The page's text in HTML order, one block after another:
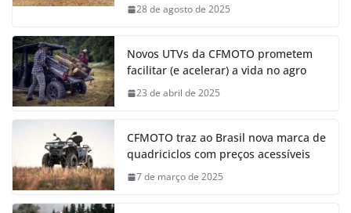
28 de agosto de 2025
Novos UTVs da CFMOTO prometem
facilitar (e acelerar) a vida no agro
23 de abril de 2025
CFMOTO traz ao Brasil nova marca de
quadriciclos com preços acessíveis
7 de março de 2025